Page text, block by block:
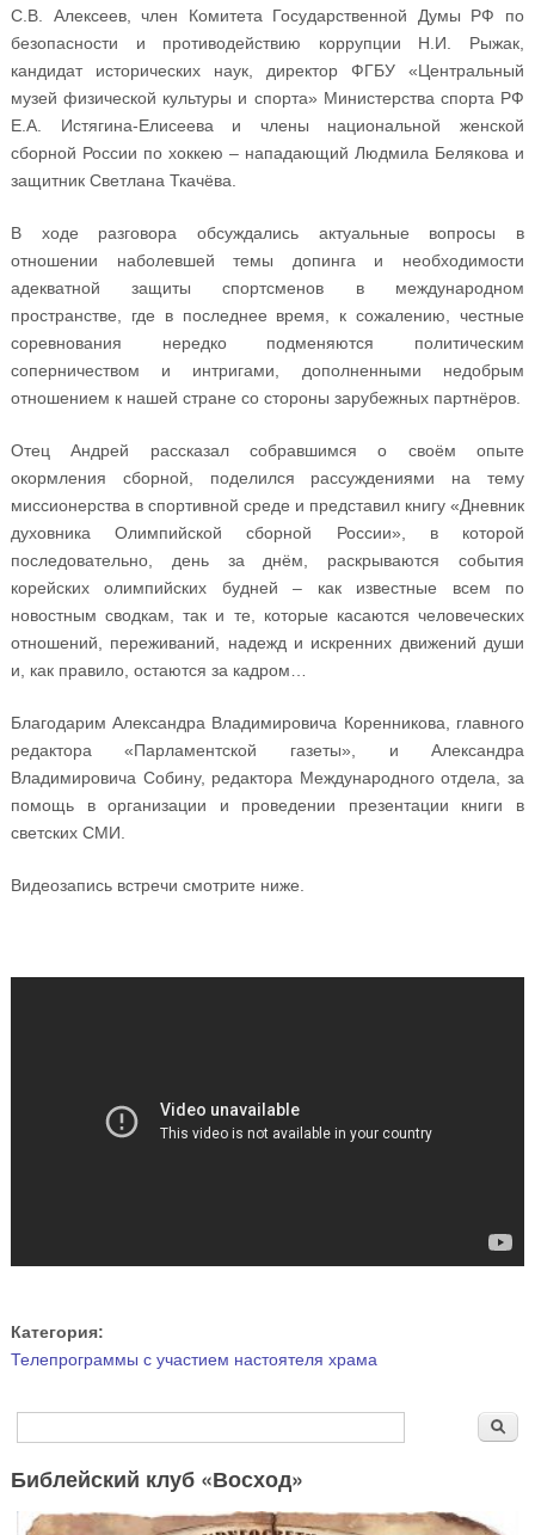
С.В. Алексеев, член Комитета Государственной Думы РФ по
безопасности и противодействию коррупции Н.И. Рыжак,
кандидат исторических наук, директор ФГБУ «Центральный
музей физической культуры и спорта» Министерства спорта РФ
Е.А. Истягина-Елисеева и члены национальной женской
сборной России по хоккею – нападающий Людмила Белякова и
защитник Светлана Ткачёва.
В ходе разговора обсуждались актуальные вопросы в
отношении наболевшей темы допинга и необходимости
адекватной защиты спортсменов в международном
пространстве, где в последнее время, к сожалению, честные
соревнования нередко подменяются политическим
соперничеством и интригами, дополненными недобрым
отношением к нашей стране со стороны зарубежных партнёров.
Отец Андрей рассказал собравшимся о своём опыте
окормления сборной, поделился рассуждениями на тему
миссионерства в спортивной среде и представил книгу «Дневник
духовника Олимпийской сборной России», в которой
последовательно, день за днём, раскрываются события
корейских олимпийских будней – как известные всем по
новостным сводкам, так и те, которые касаются человеческих
отношений, переживаний, надежд и искренних движений души
и, как правило, остаются за кадром…
Благодарим Александра Владимировича Коренникова, главного
редактора «Парламентской газеты», и Александра
Владимировича Собину, редактора Международного отдела, за
помощь в организации и проведении презентации книги в
светских СМИ.
Видеозапись встречи смотрите ниже.
Категория:
Телепрограммы с участием настоятеля храма
Форма поиска
Библейский клуб «Восход»